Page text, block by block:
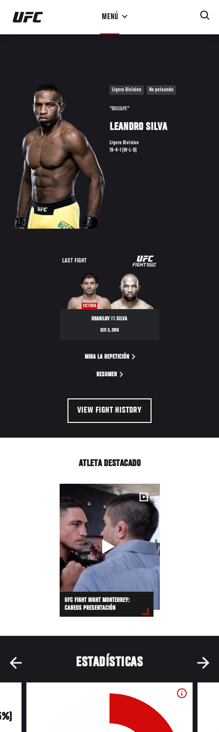
Pasar
contenido
MENÚ
Ligero Division No peleando
"BUSCAPE"
LEANDRO SILVA
Ligero Division
19-4-1 (W-L-D)
LAST FIGHT
UFC
FIGHT
NIGHT
VICTORIA
KHABILOVVSSILVA
SEP. 3, 2016
MIRA LA REPETICIÓN
RESUMEN
VIEW FIGHT HISTORY
ATLETA DESTACADO
UFC FIGHT NIGHT MONTERREY:
CAREOS PRESENTACIÓN
ESTADÍSTICAS